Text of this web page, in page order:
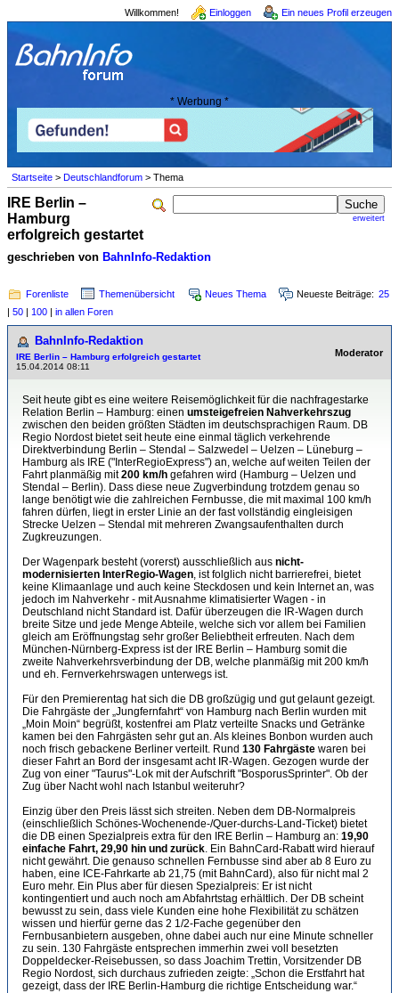
Willkommen! Einloggen Ein neues Profil erzeugen
* Werbung *
Startseite > Deutschlandforum > Thema
erweitert
IRE Berlin –
Hamburg
erfolgreich gestartet
geschrieben von BahnInfo-Redaktion
Forenliste Themenübersicht Neues Thema Neueste Beiträge: 25
| 50 | 100 | in allen Foren
BahnInfo-Redaktion
IRE Berlin – Hamburg erfolgreich gestartet
15.04.2014 08:11
Moderator
Seit heute gibt es eine weitere Reisemöglichkeit für die nachfragestarke
Relation Berlin – Hamburg: einen umsteigefreien Nahverkehrszug
zwischen den beiden größten Städten im deutschsprachigen Raum. DB
Regio Nordost bietet seit heute eine einmal täglich verkehrende
Direktverbindung Berlin – Stendal – Salzwedel – Uelzen – Lüneburg –
Hamburg als IRE ("InterRegioExpress") an, welche auf weiten Teilen der
Fahrt planmäßig mit200 km/h gefahren wird (Hamburg – Uelzen und
Stendal – Berlin). Dass diese neue Zugverbindung trotzdem genau so
lange benötigt wie die zahlreichen Fernbusse, die mit maximal 100 km/h
fahren dürfen, liegt in erster Linie an der fast vollständig eingleisigen
Strecke Uelzen – Stendal mit mehreren Zwangsaufenthalten durch
Zugkreuzungen.
Der Wagenpark besteht (vorerst) ausschließlich aus nicht-
modernisierten InterRegio-Wagen, ist folglich nicht barrierefrei, bietet
keine Klimaanlage und auch keine Steckdosen und kein Internet an, was
jedoch im Nahverkehr - mit Ausnahme klimatisierter Wagen - in
Deutschland nicht Standard ist. Dafür überzeugen die IR-Wagen durch
breite Sitze und jede Menge Abteile, welche sich vor allem bei Familien
gleich am Eröffnungstag sehr großer Beliebtheit erfreuten. Nach dem
München-Nürnberg-Express ist der IRE Berlin – Hamburg somit die
zweite Nahverkehrsverbindung der DB, welche planmäßig mit 200 km/h
und eh. Fernverkehrswagen unterwegs ist.
Für den Premierentag hat sich die DB großzügig und gut gelaunt gezeigt.
Die Fahrgäste der „Jungfernfahrt“ von Hamburg nach Berlin wurden mit
„Moin Moin“ begrüßt, kostenfrei am Platz verteilte Snacks und Getränke
kamen bei den Fahrgästen sehr gut an. Als kleines Bonbon wurden auch
noch frisch gebackene Berliner verteilt. Rund 130 Fahrgäste waren bei
dieser Fahrt an Bord der insgesamt acht IR-Wagen. Gezogen wurde der
Zug von einer "Taurus"-Lok mit der Aufschrift "BosporusSprinter". Ob der
Zug über Nacht wohl nach Istanbul weiteruhr?
Einzig über den Preis lässt sich streiten. Neben dem DB-Normalpreis
(einschließlich Schönes-Wochenende-/Quer-durchs-Land-Ticket) bietet
die DB einen Spezialpreis extra für den IRE Berlin – Hamburg an: 19,90
einfache Fahrt, 29,90 hin und zurück. Ein BahnCard-Rabatt wird hierauf
nicht gewährt. Die genauso schnellen Fernbusse sind aber ab 8 Euro zu
haben, eine ICE-Fahrkarte ab 21,75 (mit BahnCard), also für nicht mal 2
Euro mehr. Ein Plus aber für diesen Spezialpreis: Er ist nicht
kontingentiert und auch noch am Abfahrtstag erhältlich. Der DB scheint
bewusst zu sein, dass viele Kunden eine hohe Flexibilität zu schätzen
wissen und hierfür gerne das 2 1/2-Fache gegenüber den
Fernbusanbietern ausgeben, ohne dabei auch nur eine Minute schneller
zu sein. 130 Fahrgäste entsprechen immerhin zwei voll besetzten
Doppeldecker-Reisebussen, so dass Joachim Trettin, Vorsitzender DB
Regio Nordost, sich durchaus zufrieden zeigte: „Schon die Erstfahrt hat
gezeigt, dass der IRE Berlin-Hamburg die richtige Entscheidung war.“